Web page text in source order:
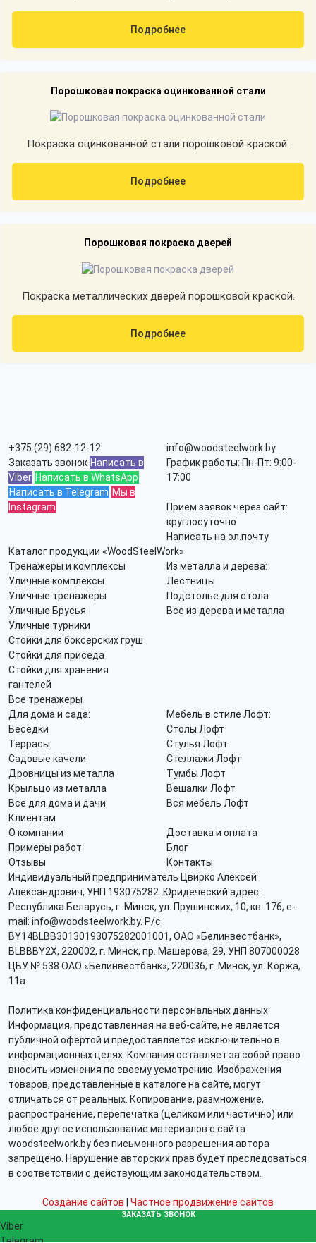
Подробнее
Порошковая покраска оцинкованной стали
Покраска оцинкованной стали порошковой краской.
Подробнее
Порошковая покраска дверей
Покраска металлических дверей порошковой краской.
Подробнее
+375 (29) 682-12-12
Заказать звонок Написать в
Viber Написать в WhatsApp
Написать в Telegram Мы в
Instagram
info@woodsteelwork.by
График работы: Пн-Пт: 9:00-
17:00
Прием заявок через сайт:
круглосуточно
Написать на эл.почту
Каталог продукции «WoodSteelWork»
Тренажеры и комплексы
Уличные комплексы
Уличные тренажеры
Уличные Брусья
Уличные турники
Стойки для боксерских груш
Стойки для приседа
Стойки для хранения
гантелей
Все тренажеры
Из металла и дерева:
Лестницы
Подстолье для стола
Все из дерева и металла
Для дома и сада:
Беседки
Террасы
Садовые качели
Дровницы из металла
Крыльцо из металла
Все для дома и дачи
Мебель в стиле Лофт:
Столы Лофт
Стулья Лофт
Стеллажи Лофт
Тумбы Лофт
Вешалки Лофт
Вся мебель Лофт
Клиентам
О компании
Доставка и оплата
Примеры работ
Блог
Отзывы
Контакты
Индивидуальный предприниматель Цвирко Алексей
Александрович, УНП 193075282. Юридеческий адрес:
Республика Беларусь, г. Минск, ул. Прушинских, 10, кв. 176, e-
mail: info@woodsteelwork.by. Р/с
BY14BLBB30130193075282001001, ОАО «Белинвестбанк»,
BLBBBY2X, 220002, г. Минск, пр. Машерова, 29, УНП 807000028
ЦБУ № 538 ОАО «Белинвестбанк», 220036, г. Минск, ул. Коржа,
11а
Политика конфиденциальности персональных данных
Информация, представленная на веб-сайте, не является
публичной офертой и предоставляется исключительно в
информационных целях. Компания оставляет за собой право
вносить изменения по своему усмотрению. Изображения
товаров, представленные в каталоге на сайте, могут
отличаться от реальных. Копирование, размножение,
распространение, перепечатка (целиком или частично) или
любое другое использование материалов с сайта
woodsteelwork.by без письменного разрешения автора
запрещено. Нарушение авторских прав будет преследоваться
в соответствии с действующим законодательством.
Создание сайтов Частное продвижение сайтов
ЗАКАЗАТЬ ЗВОНОК
Viber